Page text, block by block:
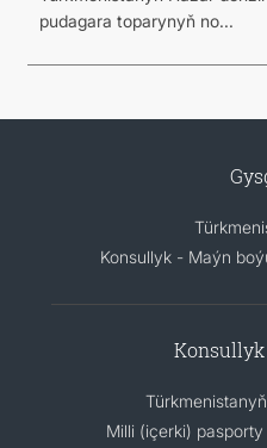
pudagara toparynyň no...
Konsullyk - Maýn
Milli (içerki)